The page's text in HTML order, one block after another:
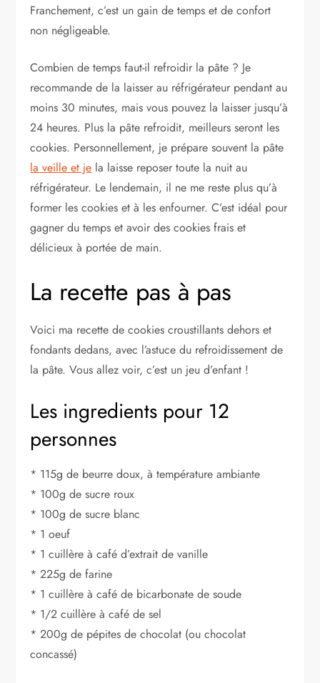
Franchement, c’est un gain de temps et de confort
non négligeable.
Combien de temps faut-il refroidir la pâte ? Je
recommande de la laisser au réfrigérateur pendant au
moins 30 minutes, mais vous pouvez la laisser jusqu’à
24 heures. Plus la pâte refroidit, meilleurs seront les
cookies. Personnellement, je prépare souvent la pâte
la veille et je la laisse reposer toute la nuit au
réfrigérateur. Le lendemain, il ne me reste plus qu’à
former les cookies et à les enfourner. C’est idéal pour
gagner du temps et avoir des cookies frais et
délicieux à portée de main.
La recette pas à pas
Voici ma recette de cookies croustillants dehors et
fondants dedans, avec l’astuce du refroidissement de
la pâte. Vous allez voir, c’est un jeu d’enfant !
Les ingredients pour 12
personnes
* 115g de beurre doux, à température ambiante
* 100g de sucre roux
* 100g de sucre blanc
* 1 oeuf
* 1 cuillère à café d’extrait de vanille
* 225g de farine
* 1 cuillère à café de bicarbonate de soude
* 1/2 cuillère à café de sel
* 200g de pépites de chocolat (ou chocolat
concassé)